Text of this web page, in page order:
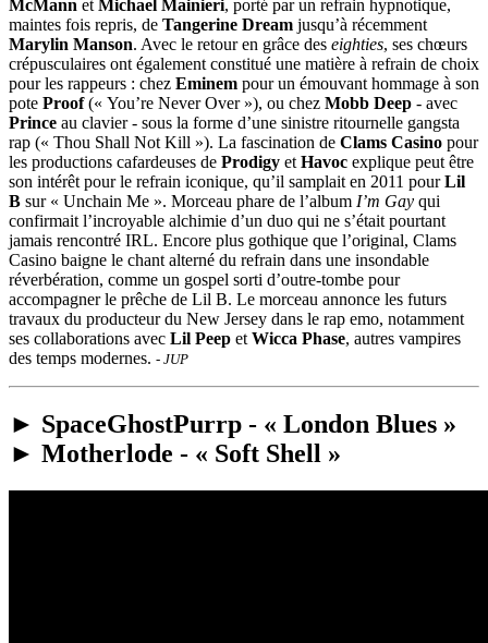
McMann et Michael Mainieri, porté par un refrain hypnotique,
maintes fois repris, de Tangerine Dream jusqu’à récemment
Marylin Manson. Avec le retour en grâce des eighties, ses chœurs
crépusculaires ont également constitué une matière à refrain de choix
pour les rappeurs : chez Eminem pour un émouvant hommage à son
pote Proof(« You’re Never Over »), ou chez Mobb Deep - avec
Prince au clavier - sous la forme d’une sinistre ritournelle gangsta
rap (« Thou Shall Not Kill »). La fascination de Clams Casino pour
les productions cafardeuses de Prodigy et Havoc explique peut être
son intérêt pour le refrain iconique, qu’il samplait en 2011 pourLil
B sur « Unchain Me ». Morceau phare de l’album I’m Gay qui
confirmait l’incroyable alchimie d’un duo qui ne s’était pourtant
jamais rencontré IRL. Encore plus gothique que l’original, Clams
Casino baigne le chant alterné du refrain dans une insondable
réverbération, comme un gospel sorti d’outre-tombe pour
accompagner le prêche de Lil B. Le morceau annonce les futurs
travaux du producteur du New Jersey dans le rap emo, notamment
ses collaborations avec Lil Peep et Wicca Phase, autres vampires
des temps modernes. - JUP
► SpaceGhostPurrp - « London Blues »
► Motherlode - « Soft Shell »